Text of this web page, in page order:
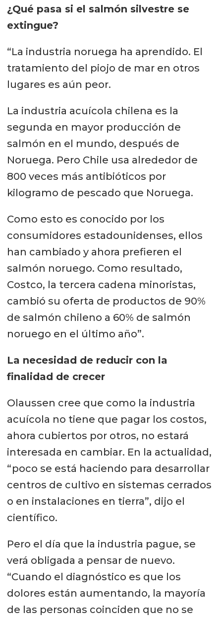
¿Qué pasa si el salmón silvestre se
extingue?
“La industria noruega ha aprendido. El
tratamiento del piojo de mar en otros
lugares es aún peor.
La industria acuícola chilena es la
segunda en mayor producción de
salmón en el mundo, después de
Noruega. Pero Chile usa alrededor de
800 veces más antibióticos por
kilogramo de pescado que Noruega.
Como esto es conocido por los
consumidores estadounidenses, ellos
han cambiado y ahora prefieren el
salmón noruego. Como resultado,
Costco, la tercera cadena minoristas,
cambió su oferta de productos de 90%
de salmón chileno a 60% de salmón
noruego en el último año”.
La necesidad de reducir con la
finalidad de crecer
Olaussen cree que como la industria
acuícola no tiene que pagar los costos,
ahora cubiertos por otros, no estará
interesada en cambiar. En la actualidad,
“poco se está haciendo para desarrollar
centros de cultivo en sistemas cerrados
o en instalaciones en tierra”, dijo el
científico.
Pero el día que la industria pague, se
verá obligada a pensar de nuevo.
“Cuando el diagnóstico es que los
dolores están aumentando, la mayoría
de las personas coinciden que no se